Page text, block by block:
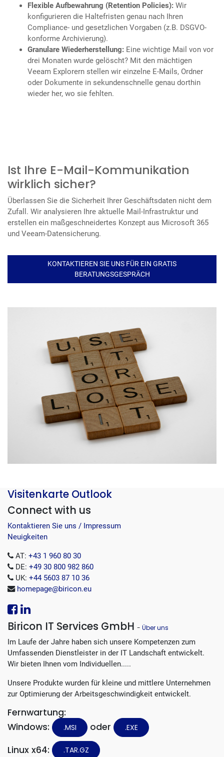
Flexible Aufbewahrung (Retention Policies): Wir
konfigurieren die Haltefristen genau nach Ihren
Compliance- und gesetzlichen Vorgaben (z.B. DSGVO-
konforme Archivierung).
Granulare Wiederherstellung: Eine wichtige Mail von vor
drei Monaten wurde gelöscht? Mit den mächtigen
Veeam Explorern stellen wir einzelne E-Mails, Ordner
oder Dokumente in sekundenschnelle genau dorthin
wieder her, wo sie fehlten.
Ist Ihre E-Mail-Kommunikation
wirklich sicher?
Überlassen Sie die Sicherheit Ihrer Geschäftsdaten nicht dem
Zufall. Wir analysieren Ihre aktuelle Mail-Infrastruktur und
erstellen ein maßgeschneidertes Konzept aus Microsoft 365
und Veeam-Datensicherung.
KONTAKTIEREN SIE UNS FÜR EIN GRATIS
BERATUNGSGESPRÄCH
Visitenkarte Outlook
Connect with us
Kontaktieren Sie uns / Impressum
Neuigkeiten
AT: +43 1 960 80 30
DE: +49 30 800 982 860
UK: +44 5603 87 10 36
homepage@biricon.eu
Biricon IT Services GmbH - Über uns
Im Laufe der Jahre haben sich unsere Kompetenzen zum
Umfassenden Dienstleister in der IT Landschaft entwickelt.
Wir bieten Ihnen vom Individuellen.....
Unsere Produkte wurden für kleine und mittlere Unternehmen
zur Optimierung der Arbeitsgeschwindigkeit entwickelt.
Fernwartung:
Windows:
.MSI oder .EXE
Linux x64: .TAR.GZ